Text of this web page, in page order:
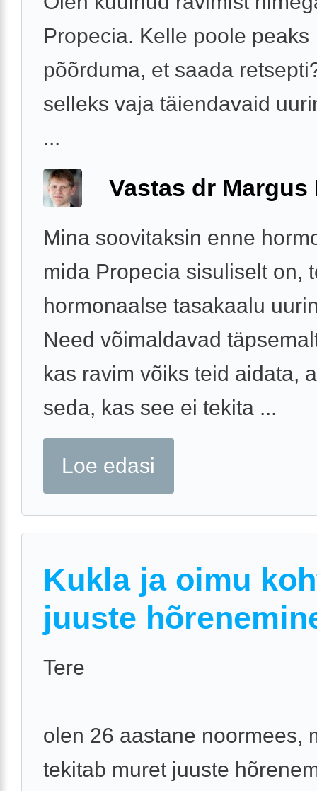
Propecia. Kelle poole peaks
põõrduma, et saada
selleks vaja täiendavaid
...
Vastas dr Margus
Mina soovitaksin enne
mida Propecia sisuliselt on,
hormonaalse tasakaalu
Need võimaldavad
kas ravim võiks teid aidata,
seda, kas see ei tekita ...
Loe edasi
Kukla ja oimu
juuste
Tere
olen 26 aastane noormees,
tekitab muret juuste